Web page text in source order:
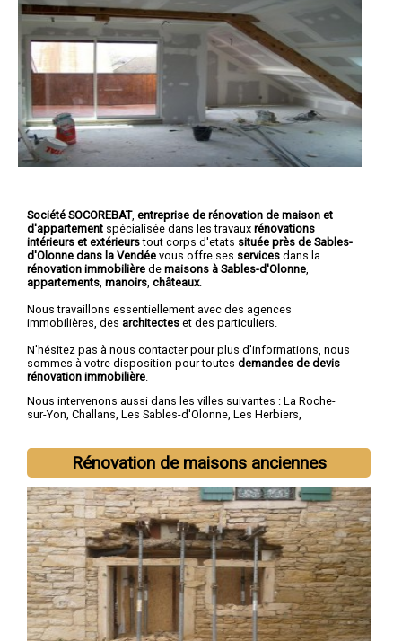
Société SOCOREBAT, entreprise de rénovation de maison et
d'appartement spécialisée dans les travaux rénovations
intérieurs et extérieurstout corps d'etats située près de Sables-
d'Olonne dans la Vendée vous offre ses services dans la
rénovation immobilière de maisons à Sables-d'Olonne
appartements manoirs châteaux.
Nous travaillons essentiellement avec des agences
immobilières, des architectes et des particuliers.
N'hésitez pas à nous contacter pour plus d'informations, nous
sommes à votre disposition pour toutes demandes de devis
rénovation immobilière
Nous intervenons aussi dans les villes suivantes : La Roche-
sur-Yon, Challans, Les Sables-d'Olonne, Les Herbiers,
Rénovation de maisons anciennes